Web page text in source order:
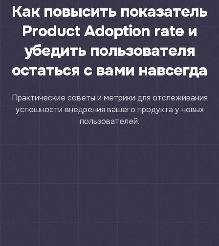
Как повысить показатель
Product Adoption rate и
убедить пользователя
остаться с вами навсегда
Практические советы и метрики для отслеживания
успешности внедрения вашего продукта у новых
пользователей.